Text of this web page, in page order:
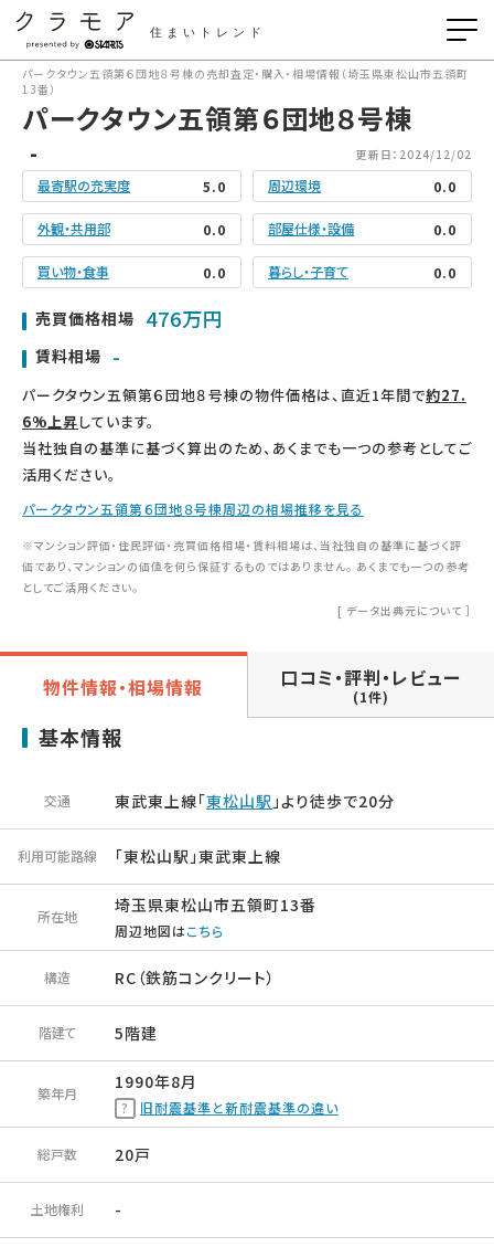
住まいトレンド
パークタウン五領第６団地８号棟の売却査定・購入・相場情報（埼玉県東松山市五領町
13番）
パークタウン五領第６団地８号棟
- 更新日：2024/12/02
最寄駅の充実度 5.0 周辺環境 0.0
外観・共用部 0.0 部屋仕様・設備 0.0
買い物・食事 0.0 暮らし・子育て 0.0
売買価格相場 476万円
賃料相場 -
パークタウン五領第６団地８号棟の物件価格は、直近1年間で約27.
6%上昇しています。
当社独自の基準に基づく算出のため、あくまでも一つの参考としてご
活用ください。
パークタウン五領第６団地８号棟周辺の相場推移を見る
※マンション評価・住民評価・売買価格相場・賃料相場は、当社独自の基準に基づく評
価であり、マンションの価値を何ら保証するものではありません。 あくまでも一つの参考
としてご活用ください。
[ データ出典元について ］
物件情報・相場情報 口コミ・評判・レビュー
(1件)
基本情報
交通 東武東上線「東松山駅 」より徒歩で20分
利用可能路線 「東松山駅」東武東上線
所在地
埼玉県東松山市五領町13番
周辺地図はこちら
構造 RC（鉄筋コンクリート）
階建て 5階建
築年月
1990年8月
旧耐震基準と新耐震基準の違い
総戸数 20戸
土地権利 -